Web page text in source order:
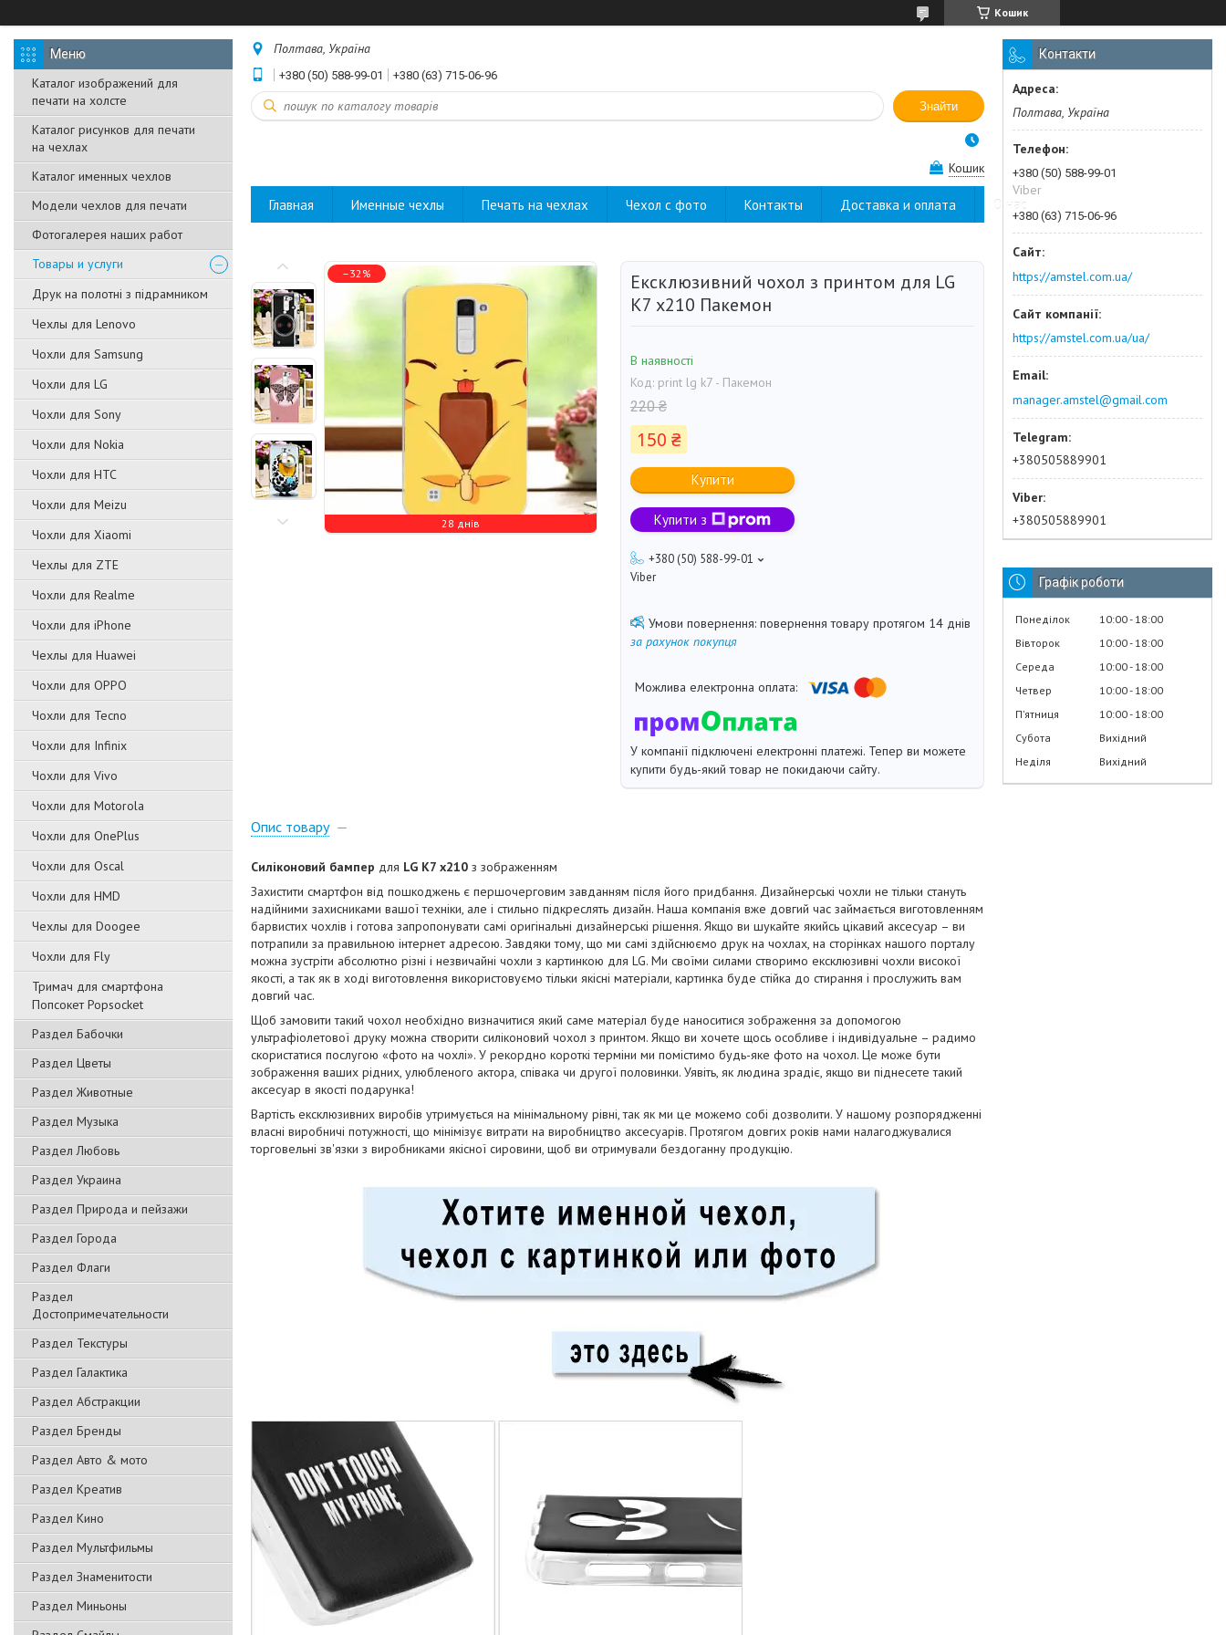
Кошик
Каталог изображений для
печати на холсте
Каталог рисунков для печати
на чехлах
Каталог именных чехлов
Модели чехлов для печати
Фотогалерея наших работ
Товары и услуги
Друк на полотні з підрамником
Чехлы для Lenovo
Чохли для Samsung
Чохли для LG
Чохли для Sony
Чохли для Nokia
Чохли для HTC
Чохли для Meizu
Чохли для Xiaomi
Чехлы для ZTE
Чохли для Realme
Чохли для iPhone
Чехлы для Huawei
Чохли для OPPO
Чохли для Tecno
Чохли для Infinix
Чохли для Vivo
Чохли для Motorola
Чохли для OnePlus
Чохли для Oscal
Чохли для HMD
Чехлы для Doogee
Чохли для Fly
Тримач для смартфона
Попсокет Popsocket
Раздел Бабочки
Раздел Цветы
Раздел Животные
Раздел Музыка
Раздел Любовь
Раздел Украина
Раздел Природа и пейзажи
Раздел Города
Раздел Флаги
Раздел
Достопримечательности
Раздел Текстуры
Раздел Галактика
Раздел Абстракции
Раздел Бренды
Раздел Авто & мото
Раздел Креатив
Раздел Кино
Раздел Мультфильмы
Раздел Знаменитости
Раздел Миньоны
Полтава, Україна
+380 (50) 588-99-01 +380 (63) 715-06-96
Знайти
Кошик
Главная Именные чехлы Печать на чехлах Чехол с фото Контакты Доставка и оплата О нас
–32%
28 днів
Ексклюзивний чохол з принтом для LG
K7 x210 Пакемон
В наявності
Код: print lg k7 - Пакемон
220 ₴
150 ₴
Купити
Купити з
+380 (50) 588-99-01
Viber
повернення товару протягом 14 днів
за рахунок покупця
У компанії підключені електронні платежі. Тепер ви можете
купити будь-який товар не покидаючи сайту.
Опис товару
Силіконовий бампер для LG K7 x210 з зображенням
Захистити смартфон від пошкоджень є першочерговим завданням після його придбання. Дизайнерські чохли не тільки стануть
надійними захисниками вашої техніки, але і стильно підкреслять дизайн. Наша компанія вже довгий час займається виготовленням
барвистих чохлів і готова запропонувати самі оригінальні дизайнерські рішення. Якщо ви шукайте якийсь цікавий аксесуар – ви
потрапили за правильною інтернет адресою. Завдяки тому, що ми самі здійснюємо друк на чохлах, на сторінках нашого порталу
можна зустріти абсолютно різні і незвичайні чохли з картинкою для LG. Ми своїми силами створимо ексклюзивні чохли високої
якості, а так як в ході виготовлення використовуємо тільки якісні матеріали, картинка буде стійка до стирання і прослужить вам
довгий час.
Щоб замовити такий чохол необхідно визначитися який саме матеріал буде наноситися зображення за допомогою
ультрафіолетової друку можна створити силіконовий чохол з принтом. Якщо ви хочете щось особливе і індивідуальне – радимо
скористатися послугою «фото на чохлі». У рекордно короткі терміни ми помістимо будь-яке фото на чохол. Це може бути
зображення ваших рідних, улюбленого актора, співака чи другої половинки. Уявіть, як людина зрадіє, якщо ви піднесете такий
аксесуар в якості подарунка!
Вартість ексклюзивних виробів утримується на мінімальному рівні, так як ми це можемо собі дозволити. У нашому розпорядженні
власні виробничі потужності, що мінімізує витрати на виробництво аксесуарів. Протягом довгих років нами налагоджувалися
торговельні зв'язки з виробниками якісної сировини, щоб ви отримували бездоганну продукцію.
Контакти
Полтава, Україна
+380 (50) 588-99-01
Viber
+380 (63) 715-06-96
https://amstel.com.ua/
https://amstel.com.ua/ua/
manager.amstel@gmail.com
+380505889901
+380505889901
Графік роботи
Понеділок 10:00 18:00
Вівторок
10:00 18:00
Середа
10:00 18:00
Четвер
10:00 18:00
Пʼятниця
10:00 18:00
Субота
Вихідний
Неділя
Вихідний